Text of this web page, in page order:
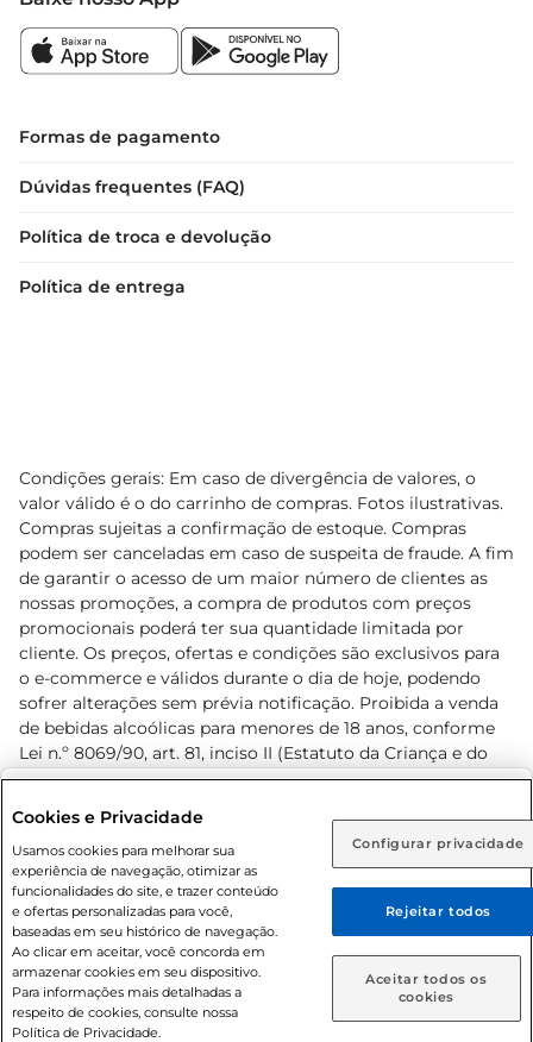
Rio de Janeiro (RJ) Goiás (GO)
Ou
Caso queira comprar online, informe como deseja receber
suas compras:
Entrega em casa Retire em Loja
Formas de pagamento
Dúvidas frequentes (FAQ)
Política de troca e devolução
Política de entrega
Condições gerais: Em caso de divergência de valores, o
valor válido é o do carrinho de compras. Fotos ilustrativas.
Compras sujeitas a confirmação de estoque. Compras
podem ser canceladas em caso de suspeita de fraude. A fim
de garantir o acesso de um maior número de clientes as
nossas promoções, a compra de produtos com preços
promocionais poderá ter sua quantidade limitada por
cliente. Os preços, ofertas e condições são exclusivos para
o e-commerce e válidos durante o dia de hoje, podendo
sofrer alterações sem prévia notificação. Proibida a venda
de bebidas alcoólicas para menores de 18 anos, conforme
Lei n.º 8069/90, art. 81, inciso II (Estatuto da Criança e do
Adolescente). Preços e condições exclusivos para o
prévio. O valor mínimo para as compras on-line é de R$
80,00.
© 2026 Copyright. Todos os direitos
reservados Prezunic.
Cookies e Privacidade
Usamos cookies para melhorar sua
experiência de navegação, otimizar as
funcionalidades do site, e trazer conteúdo
e ofertas personalizadas para você,
baseadas em seu histórico de navegação.
Ao clicar em aceitar, você concorda em
armazenar cookies em seu dispositivo.
Para informações mais detalhadas a
respeito de cookies, consulte nossa
Política de Privacidade.
Configurar privacidade
Rejeitar todos
Aceitar todos os
cookies